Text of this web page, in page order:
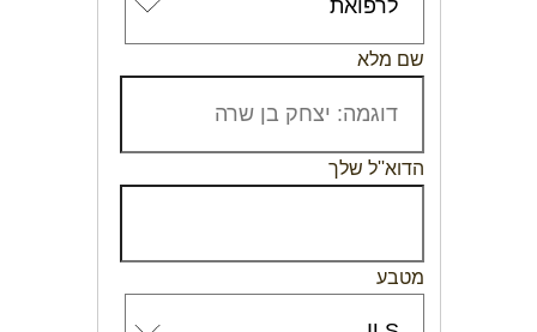
שם מלא
הדוא''ל שלך
מטבע